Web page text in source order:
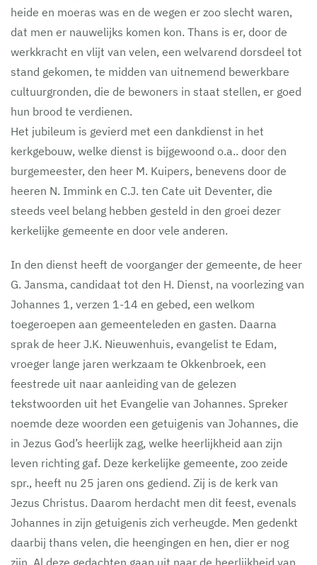
heide en moeras was en de wegen er zoo slecht waren,
dat men er nauwelijks komen kon. Thans is er, door de
werkkracht en vlijt van velen, een welvarend dorsdeel tot
stand gekomen, te midden van uitnemend bewerkbare
cultuurgronden, die de bewoners in staat stellen, er goed
hun brood te verdienen.
Het jubileum is gevierd met een dankdienst in het
kerkgebouw, welke dienst is bijgewoond o.a.. door den
burgemeester, den heer M. Kuipers, benevens door de
heeren N. Immink en C.J. ten Cate uit Deventer, die
steeds veel belang hebben gesteld in den groei dezer
kerkelijke gemeente en door vele anderen.
In den dienst heeft de voorganger der gemeente, de heer
G. Jansma, candidaat tot den H. Dienst, na voorlezing van
Johannes 1, verzen 1-14 en gebed, een welkom
toegeroepen aan gemeenteleden en gasten. Daarna
sprak de heer J.K. Nieuwenhuis, evangelist te Edam,
vroeger lange jaren werkzaam te Okkenbroek, een
feestrede uit naar aanleiding van de gelezen
tekstwoorden uit het Evangelie van Johannes. Spreker
noemde deze woorden een getuigenis van Johannes, die
in Jezus God’s heerlijk zag, welke heerlijkheid aan zijn
leven richting gaf. Deze kerkelijke gemeente, zoo zeide
spr., heeft nu 25 jaren ons gediend. Zij is de kerk van
Jezus Christus. Daarom herdacht men dit feest, evenals
Johannes in zijn getuigenis zich verheugde. Men gedenkt
daarbij thans velen, die heengingen en hen, dier er nog
zijn. Al deze gedachten gaan uit naar de heerlijkheid van